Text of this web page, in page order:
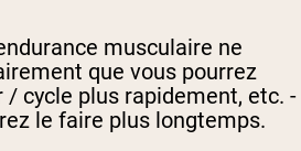
musculaire ne
que vous pourrez
/ cycle plus rapidement, etc. -
le faire plus longtemps.